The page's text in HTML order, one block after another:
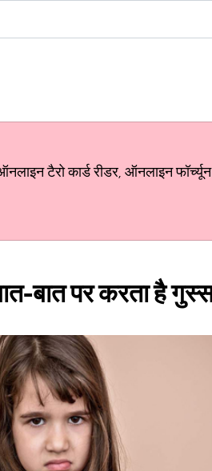
टैरो कार्ड रीडर, ऑनलाइन
बात पर करता है